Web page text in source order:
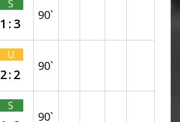
S
1:3
90`
U
2:2
90`
S
90`